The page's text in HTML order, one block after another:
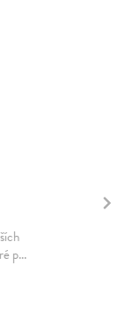
p...